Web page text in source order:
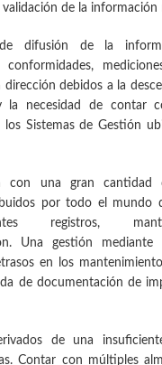
de la información
de difusión de la
conformidades,
dirección debidos a la
la necesidad de contar
los Sistemas de Gestión
con una gran cantidad
por todo el mundo
registros,
Una gestión
en los
de documentación de
de una
Contar con múltiples